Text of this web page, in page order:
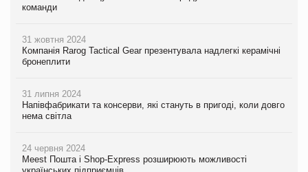
команди
31 жовтня 2024
Компанія Rarog Tactical Gear презентувала надлегкі керамічні
бронеплити
31 липня 2024
Напівфабрикати та консерви, які стануть в пригоді, коли довго
нема світла
24 червня 2024
Meest Пошта і Shop-Express розширюють можливості